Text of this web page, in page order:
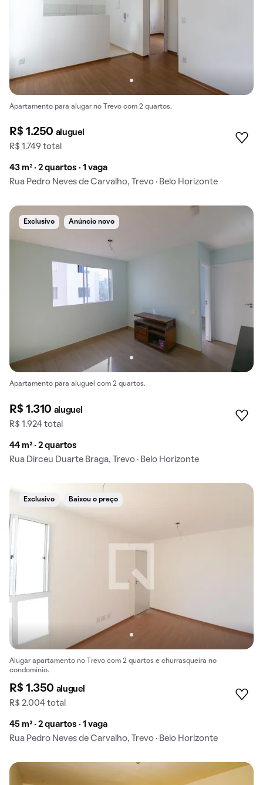
Apartamento para alugar no Trevo com 2 quartos.
R$ 1.250 aluguel
R$ 1.749 total
43 m² · 2 quartos · 1 vaga
Rua Pedro Neves de Carvalho, Trevo · Belo Horizonte
Exclusivo Anúncio novo
Apartamento para aluguel com 2 quartos.
R$ 1.310 aluguel
R$ 1.924 total
44 m² · 2 quartos
Rua Dirceu Duarte Braga, Trevo · Belo Horizonte
Exclusivo Baixou o preço
Alugar apartamento no Trevo com 2 quartos e churrasqueira no
condomínio.
R$ 1.350 aluguel
R$ 2.004 total
45 m² · 2 quartos · 1 vaga
Rua Pedro Neves de Carvalho, Trevo · Belo Horizonte